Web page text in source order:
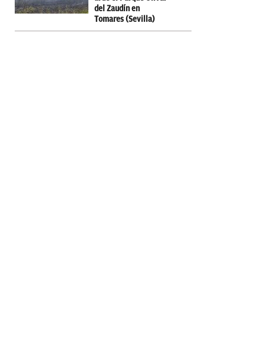
del Zaudín en
Tomares (Sevilla)